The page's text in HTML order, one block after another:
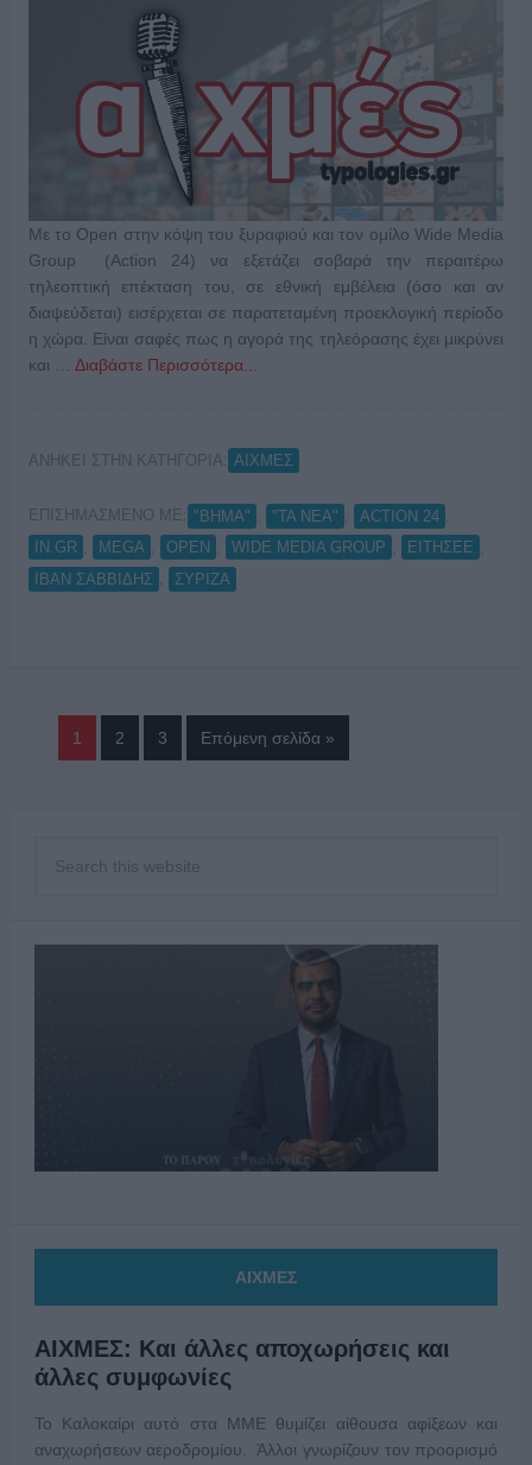
Με το Open στην κόψη του ξυραφιού και τον ομίλο Wide Media
Group (Action 24) να εξετάζει σοβαρά την περαιτέρω
τηλεοπτική επέκταση του, σε εθνική εμβέλεια (όσο και αν
διαψεύδεται) εισέρχεται σε παρατεταμένη προεκλογική περίοδο
η χώρα. Είναι σαφές πως η αγορά της τηλεόρασης έχει μικρύνει
και … Διαβάστε Περισσότερα...
ΑΝΗΚΕΙ ΣΤΗΝ ΚΑΤΗΓΟΡΙΑ: ΑΙΧΜΕΣ
ΕΠΙΣΗΜΑΣΜΕΝΟ ΜΕ: "ΒΗΜΑ" "ΤΑ ΝΕΑ" ACTION 24
IN.GR
MEGA OPEN WIDE MEDIA GROUP ΕΙΤΗΣΕΕ
ΙΒΑΝ ΣΑΒΒΙΔΗΣ
ΣΥΡΙΖΑ
1 2 3 Επόμενη σελίδα »
ΑΙΧΜΕΣ
ΑΙΧΜΕΣ: Και άλλες αποχωρήσεις και
άλλες συμφωνίες
Το Καλοκαίρι αυτό στα ΜΜΕ θυμίζει αίθουσα αφίξεων και
αναχωρήσεων αεροδρομίου. Άλλοι γνωρίζουν τον προορισμό